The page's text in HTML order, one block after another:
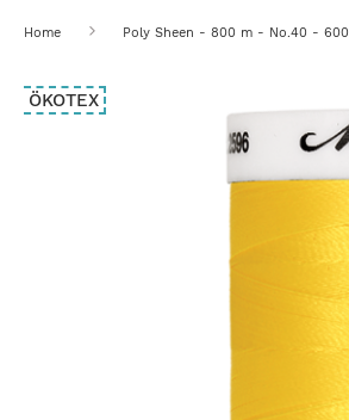
Home Poly Sheen - 800 m - No.40 - 600
Zum
Ende
ÖKOTEX